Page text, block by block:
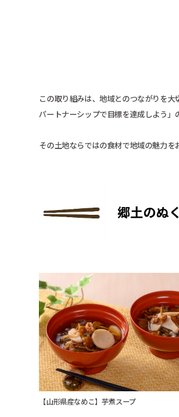
この取り組みは、地域とのつながりを大
パートナーシップで目標を達成しよう」
その土地ならではの食材で地域の魅力を
【山形県産なめこ】芋煮スープ